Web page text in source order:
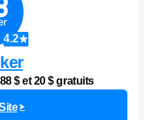
4.2
$ et 20 $ gratuits